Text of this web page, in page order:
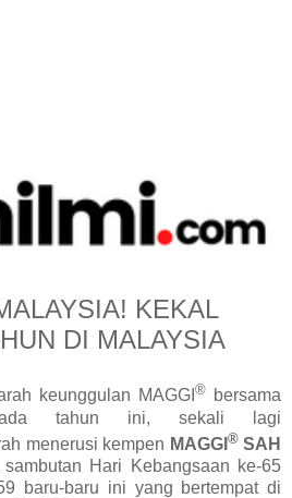
KEKAL
DI MALAYSIA
keunggulan MAGGI ®bersama
tahun ini, sekali lagi
menerusi kempen MAGGI ® SAH
sambutan Hari Kebangsaan ke-65
baru-baru ini yang bertempat di